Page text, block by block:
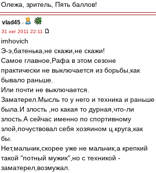
Олежа, зритель, Пять баллов!
vlad45 -
31 окт 2011 22:11
imhovich
Э-э,батенька,не скажи,не скажи!
Самое главное,Рафа в этом сезоне
практически не выключается из борьбы,как
бывало раньше.
Или почти не выключается.
Заматерел.Мысль то у него и техника и раньше
была.И злость ,но какая то дурная,что-ли
злость.А сейчас именно по спортивному
злой,почуствовал себя хозяином ц.круга,как
бы.
Нет,мальчик,скорее уже не мальчик,а крепкий
такой "потный мужик",но с техникой -
заматерел,возмужал.